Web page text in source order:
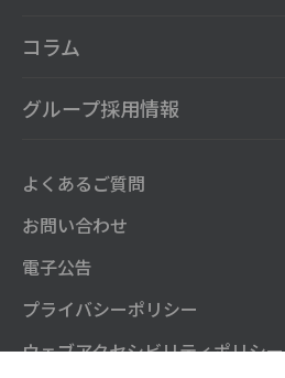
コラム
グループ採用情報
よくあるご質問
お問い合わせ
電子公告
プライバシーポリシー
ウェブアクセシビリティポリシー